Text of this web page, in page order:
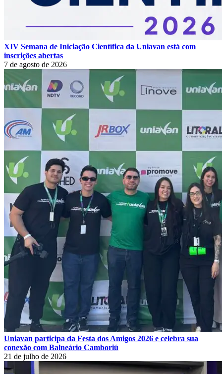
XIV Semana de Iniciação Científica da Uniavan está com
inscrições abertas
7 de agosto de 2026
Uniavan participa da Festa dos Amigos 2026 e celebra sua
conexão com Balneário Camboriú
21 de julho de 2026